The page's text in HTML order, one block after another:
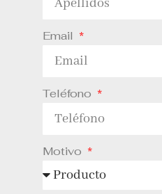
Email
Teléfono
Motivo